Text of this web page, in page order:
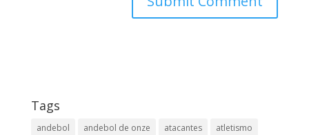
Tags
andebol andebol de onze atacantes
atletismo